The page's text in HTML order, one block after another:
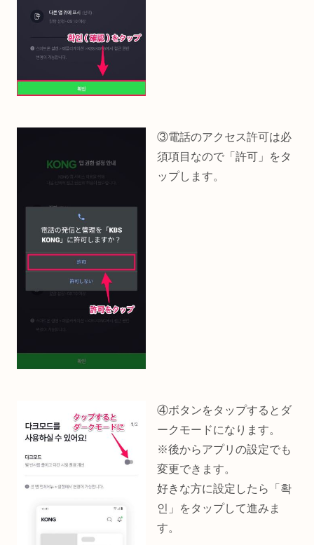
③電話のアクセス許可は必
須項目なので「許可」をタ
ップします。
④ボタンをタップするとダ
ークモードになります。
※後からアプリの設定でも
変更できます。
好きな方に設定したら「확
인」をタップして進みま
す。